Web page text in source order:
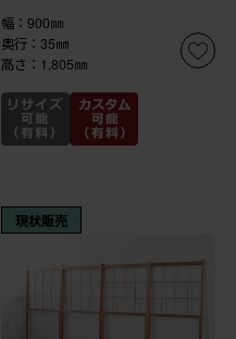
幅：900㎜
奥行：35㎜
高さ：1,805㎜
現状販売